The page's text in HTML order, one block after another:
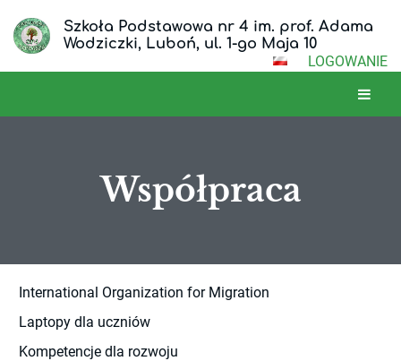
Szkoła Podstawowa nr 4 im. prof. Adama
Wodziczki, Luboń, ul. 1-go Maja 10
LOGOWANIE
Współpraca
Współpraca
International Organization for Migration
Laptopy dla uczniów
Kompetencje dla rozwoju